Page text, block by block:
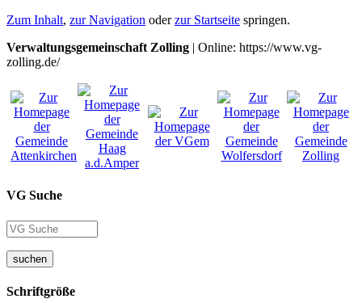
Zum Inhalt, zur Navigation oderzur Startseite springen.
Verwaltungsgemeinschaft Zolling | Online: https://www.vg-
zolling.de/
VG Suche
suchen
Schriftgröße